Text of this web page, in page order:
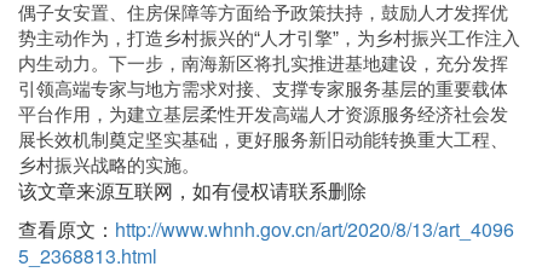
偶子女安置、住房保障等方面给予政策扶持，鼓励人才发挥优
势主动作为，打造乡村振兴的“人才引擎”，为乡村振兴工作注入
内生动力。下一步，南海新区将扎实推进基地建设，充分发挥
引领高端专家与地方需求对接、支撑专家服务基层的重要载体
平台作用，为建立基层柔性开发高端人才资源服务经济社会发
展长效机制奠定坚实基础，更好服务新旧动能转换重大工程、
乡村振兴战略的实施。
该文章来源互联网，如有侵权请联系删除
查看原文： http://www.whnh.gov.cn/art/2020/8/13/art_4096
5_2368813.html